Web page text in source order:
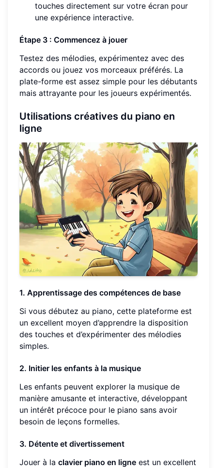
touches directement sur votre écran pour
une expérience interactive.
Étape 3 : Commencez à jouer
Testez des mélodies, expérimentez avec des
accords ou jouez vos morceaux préférés. La
plate-forme est assez simple pour les débutants
mais attrayante pour les joueurs expérimentés.
Utilisations créatives du piano en
ligne
1. Apprentissage des compétences de base
Si vous débutez au piano, cette plateforme est
un excellent moyen d’apprendre la disposition
des touches et d’expérimenter des mélodies
simples.
2. Initier les enfants à la musique
Les enfants peuvent explorer la musique de
manière amusante et interactive, développant
un intérêt précoce pour le piano sans avoir
besoin de leçons formelles.
3. Détente et divertissement
Jouer à la clavier piano en ligne est un excellent